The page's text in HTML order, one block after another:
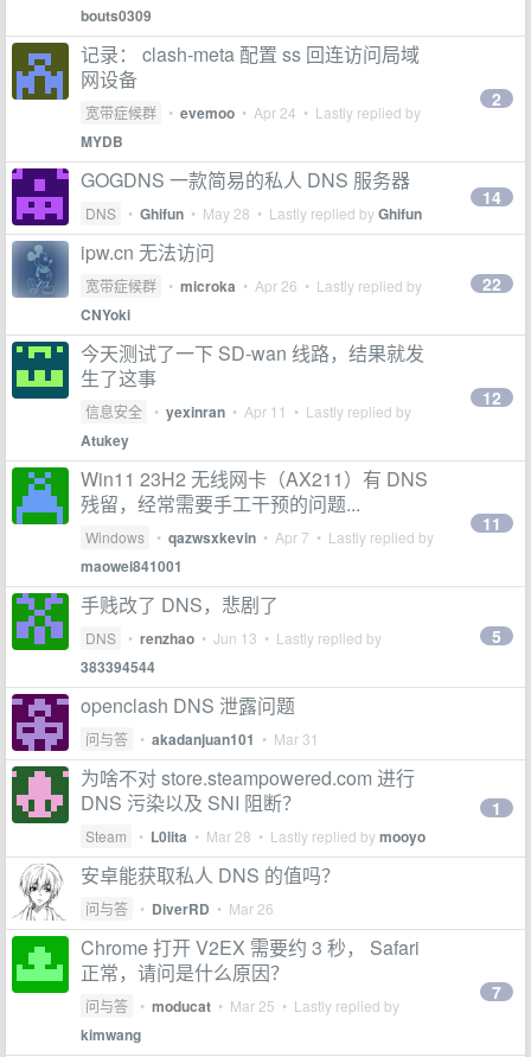
bouts0309
记录： clash-meta 配置 ss 回连访问局域
网设备
宽带症候群 • evemoo • Apr 24 • Lastly replied by
MYDB
2
GOGDNS 一款简易的私人 DNS 服务器
DNS • Ghifun • May 28 • Lastly replied byGhifun
14
ipw.cn 无法访问
宽带症候群 • microka • Apr 26 • Lastly replied by
CNYoki
22
今天测试了一下 SD-wan 线路，结果就发
生了这事
信息安全 • yexinran • Apr 11 • Lastly replied by
Atukey
12
Win11 23H2 无线网卡（AX211）有 DNS
残留，经常需要手工干预的问题...
Windows • qazwsxkevin • Apr 7 • Lastly replied by
maowei841001
11
手贱改了 DNS，悲剧了
DNS • renzhao • Jun 13 • Lastly replied by
383394544
5
openclash DNS 泄露问题
问与答 • akadanjuan101 • Mar 31
为啥不对 store.steampowered.com 进行
DNS 污染以及 SNI 阻断？
Steam • L0lita • Mar 28 • Lastly replied bymooyo
1
安卓能获取私人 DNS 的值吗？
问与答 • DiverRD • Mar 26
Chrome 打开 V2EX 需要约 3 秒， Safari
正常，请问是什么原因？
问与答 • moducat • Mar 25 • Lastly replied by
kimwang
7